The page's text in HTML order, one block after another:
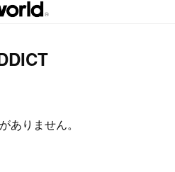
ありません。